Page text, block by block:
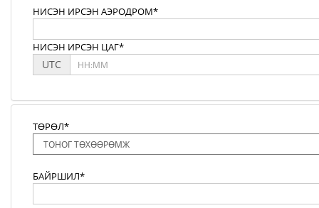
НИСЭН ИРСЭН АЭРОДРОМ*
НИСЭН ИРСЭН ЦАГ*
UTC
ТӨРӨЛ*
БАЙРШИЛ*